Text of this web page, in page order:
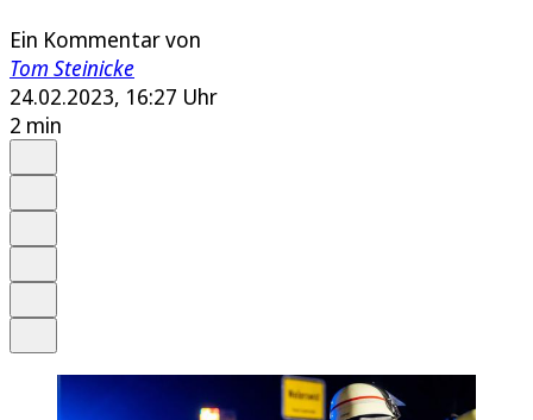
Ein Kommentar von
Tom Steinicke
24.02.2023, 16:27 Uhr
2 min